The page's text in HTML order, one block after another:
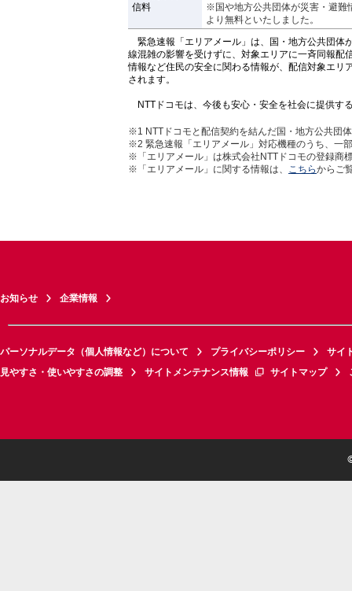
信料
※国や地方公共団体が災害・避難
より無料といたしました。
緊急速報「エリアメール」は、国・地方公共団体
線混雑の影響を受けずに、対象エリアに一斉同報配
情報など住民の安全に関わる情報が、配信対象エリ
されます。
NTTドコモは、今後も安心・安全を社会に提供す
※1 NTTドコモと配信契約を結んだ国・地方公共団
※2 緊急速報「エリアメール」対応機種のうち、一
※「エリアメール」は株式会社NTTドコモの登録商
※「エリアメール」に関する情報は、
こちらからご
お知らせ 企業情報
パーソナルデータ（個人情報など）について プライバシーポリシー
サイ
見やすさ・使いやすさの調整
サイトメンテナンス情報 サイトマップ